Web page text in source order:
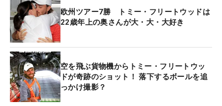
欧州ツアー7勝 トミー・フリートウッドは
22歳年上の奥さんが大・大・大好き
空を飛ぶ貨物機からトミー・フリートウッ
ドが奇跡のショット！ 落下するボールを追
っかけ撮影？